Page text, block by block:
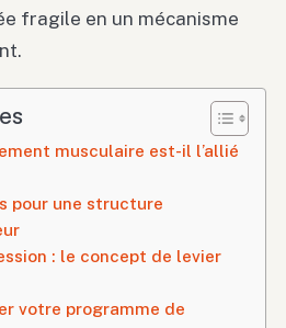
fragile en un mécanisme
musculaire est-il l’allié
pour une structure
: le concept de levier
votre programme de